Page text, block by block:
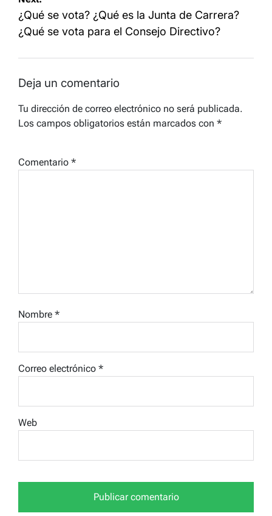
¿Qué se vota? ¿Qué es la Junta de Carrera?
¿Qué se vota para el Consejo Directivo?
Deja un comentario
Tu dirección de correo electrónico no será publicada.
Los campos obligatorios están marcados con *
Comentario *
Nombre *
Correo electrónico *
Web